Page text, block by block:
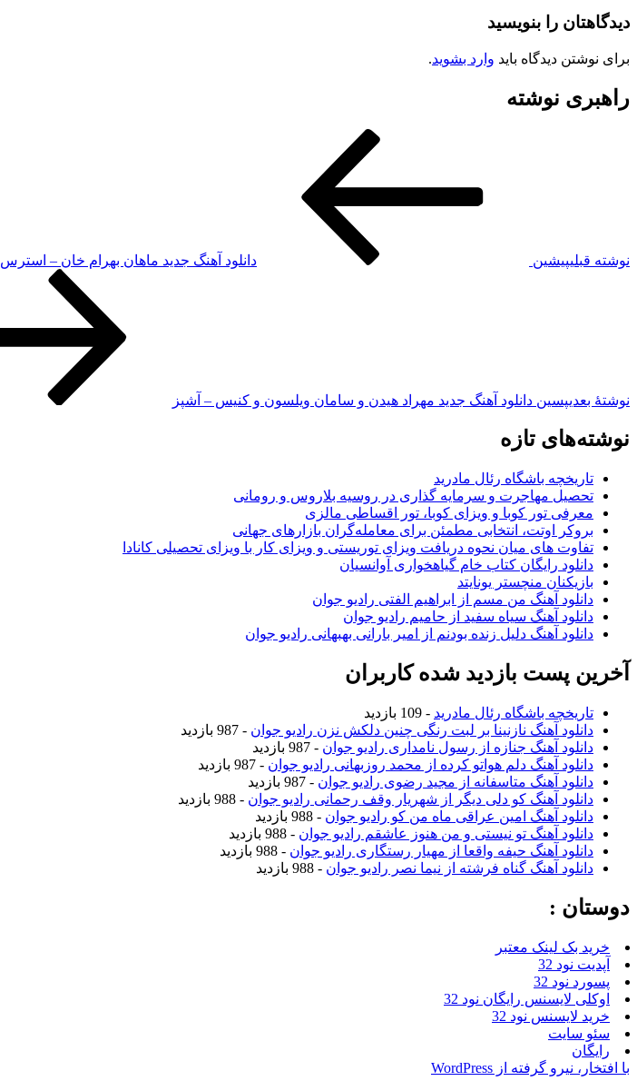
دیدگاهتان را بنویسید
برای نوشتن دیدگاه باید وارد بشوید.
راهبری نوشته
نوشته قبلیپیشین دانلود آهنگ جدید ماهان بهرام خان – استرس
نوشته‌ٔ بعدیپسین دانلود آهنگ جدید مهراد هیدن و سامان ویلسون و کنیس – آشپز
نوشته‌های تازه
تاریخچه باشگاه رئال مادرید
تحصیل مهاجرت و سرمایه گذاری در روسیه بلاروس و رومانی
معرفی تور کوبا و ویزای کوبا، تور اقساطی مالزی
بروکر اوتت، انتخابی مطمئن برای معامله‌گران بازارهای جهانی
تفاوت های میان نحوه دریافت ویزای توریستی و ویزای کار با ویزای تحصیلی کانادا
دانلود رایگان کتاب خام گیاهخواری آوانسیان
بازیکنان منچستر یونایتد
دانلود آهنگ من مسم از ابراهیم الفتی رادیو جوان
دانلود آهنگ سیاه سفید از حامیم رادیو جوان
دانلود آهنگ دلیل زنده بودنم از امیر بارانی بهبهانی رادیو جوان
آخرین پست بازدید شده کاربران
تاریخچه باشگاه رئال مادرید - 109 بازدید
دانلود آهنگ نازنینا بر لبت رنگی چنین دلکش نزن رادیو جوان - 987 بازدید
دانلود آهنگ جنازه از رسول نامداری رادیو جوان - 987 بازدید
دانلود آهنگ دلم هواتو کرده از محمد روزبهانی رادیو جوان - 987 بازدید
دانلود آهنگ متاسفانه از مجید رضوی رادیو جوان - 987 بازدید
دانلود آهنگ کو دلی دیگر از شهریار وقف رحمانی رادیو جوان - 988 بازدید
دانلود آهنگ امین عراقی ماه من کو رادیو جوان - 988 بازدید
دانلود آهنگ تو نیستی و من هنوز عاشقم رادیو جوان - 988 بازدید
دانلود آهنگ حیفه واقعا از مهیار رستگاری رادیو جوان - 988 بازدید
دانلود آهنگ گناه فرشته از نیما نصر رادیو جوان - 988 بازدید
دوستان :
خرید بک لینک معتبر
آپدیت نود 32
پسورد نود 32
اوکلی لایسنس رایگان نود 32
خرید لایسنس نود 32
سئو سایت
رایگان
با افتخار، نیرو گرفته از WordPress